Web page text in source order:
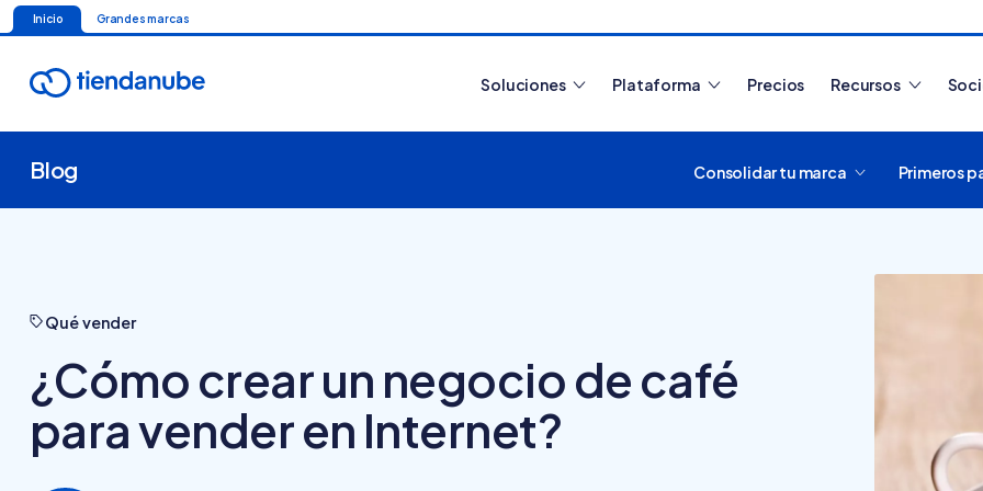
Inicio Grandes marcas
Soluciones Plataforma Precios Recursos
Nube
Blog Consolidar tu marca Primeros
Qué vender
¿Cómo crear un negocio de café
para vender en Internet?